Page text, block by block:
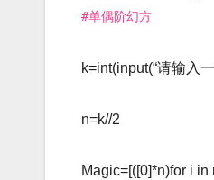
#单偶阶幻方
k=int(input(“请输入
n=k//2
Magic=[([0]*n)for i in